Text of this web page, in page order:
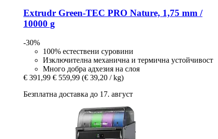
Extrudr Green-​TEC PRO Naturе, 1,75 mm /
10000 g
-30%
100% естествени суровини
Изключителна механична и термична устойчивост
Много добра адхезия на слоя
€ 391,99 € 559,99 (€ 39,20 / kg)
Безплатна доставка до 17. август